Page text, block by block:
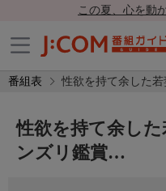
この夏、心を動
番組表 性欲を持て余した
性欲を持て余し
ンズリ鑑賞…